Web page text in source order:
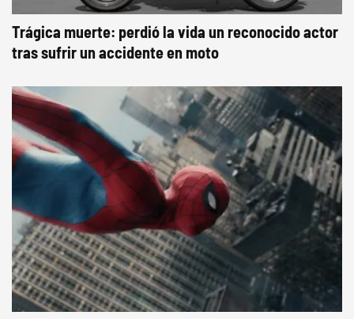
Trágica muerte: perdió la vida un reconocido actor
tras sufrir un accidente en moto